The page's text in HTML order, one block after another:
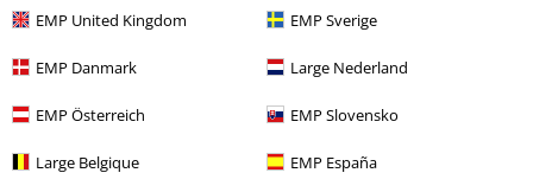
EMP United Kingdom EMP Sverige
EMP Danmark Large Nederland
EMP Österreich EMP Slovensko
Large Belgique EMP España